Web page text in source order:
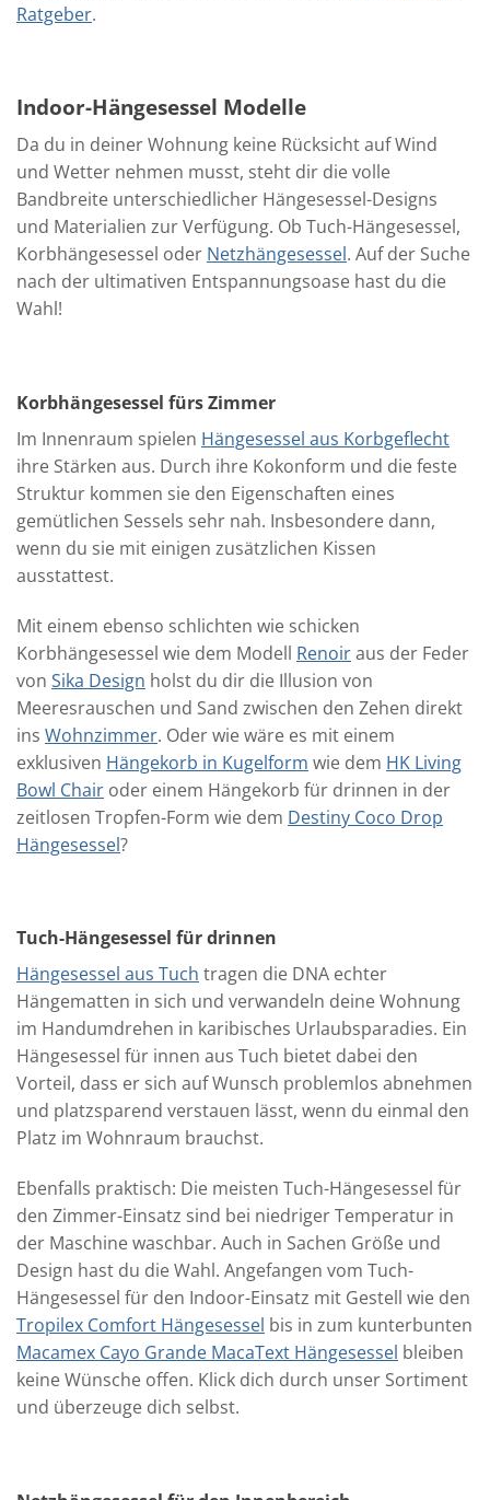
Ratgeber.
Indoor-Hängesessel Modelle
Da du in deiner Wohnung keine Rücksicht auf Wind
und Wetter nehmen musst, steht dir die volle
Bandbreite unterschiedlicher Hängesessel-Designs
und Materialien zur Verfügung. Ob Tuch-Hängesessel,
Korbhängesessel oder Netzhängesessel. Auf der Suche
nach der ultimativen Entspannungsoase hast du die
Wahl!
Korbhängesessel fürs Zimmer
Im Innenraum spielen Hängesessel aus Korbgeflecht
ihre Stärken aus. Durch ihre Kokonform und die feste
Struktur kommen sie den Eigenschaften eines
gemütlichen Sessels sehr nah. Insbesondere dann,
wenn du sie mit einigen zusätzlichen Kissen
ausstattest.
Mit einem ebenso schlichten wie schicken
Korbhängesessel wie dem Modell Renoiraus der Feder
von Sika Design holst du dir die Illusion von
Meeresrauschen und Sand zwischen den Zehen direkt
ins Wohnzimmer. Oder wie wäre es mit einem
exklusiven Hängekorb in Kugelform wie dem HK Living
Bowl Chair oder einem Hängekorb für drinnen in der
zeitlosen Tropfen-Form wie dem Destiny Coco Drop
Hängesessel?
Tuch-Hängesessel für drinnen
Hängesessel aus Tuch tragen die DNA echter
Hängematten in sich und verwandeln deine Wohnung
im Handumdrehen in karibisches Urlaubsparadies. Ein
Hängesessel für innen aus Tuch bietet dabei den
Vorteil, dass er sich auf Wunsch problemlos abnehmen
und platzsparend verstauen lässt, wenn du einmal den
Platz im Wohnraum brauchst.
Ebenfalls praktisch: Die meisten Tuch-Hängesessel für
den Zimmer-Einsatz sind bei niedriger Temperatur in
der Maschine waschbar. Auch in Sachen Größe und
Design hast du die Wahl. Angefangen vom Tuch-
Hängesessel für den Indoor-Einsatz mit Gestell wie den
Tropilex Comfort Hängesessel bis in zum kunterbunten
Macamex Cayo Grande MacaText Hängesessel bleiben
keine Wünsche offen. Klick dich durch unser Sortiment
und überzeuge dich selbst.